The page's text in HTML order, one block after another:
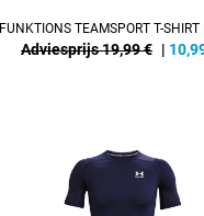
FUNKTIONS TEAMSPORT T-SHIRT
Adviesprijs 19,99 € |